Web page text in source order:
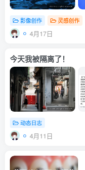
影像创作 灵感创作
4月17日
今天我被隔离了！
动态日志
4月11日